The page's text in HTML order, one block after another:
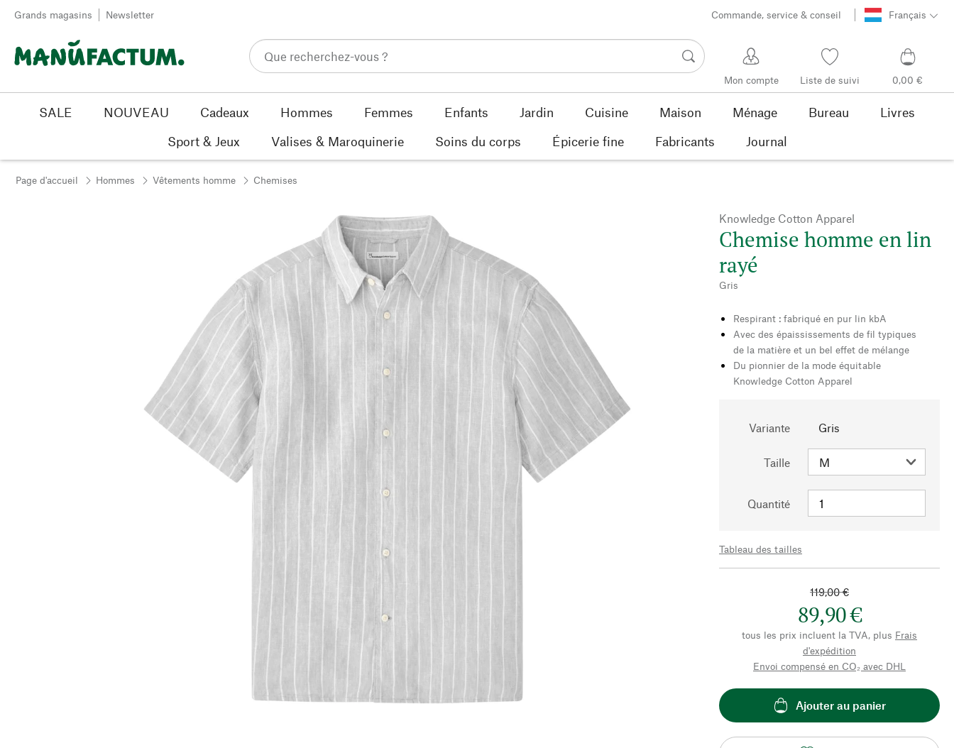
Passer au contenu
Grands magasins Newsletter Commande, service & conseil Français
Mon compte Liste de suivi 0,00 €
SALE NOUVEAU Cadeaux Hommes Femmes Enfants Jardin Cuisine Maison Ménage Bureau
Livres
Sport & Jeux
Valises & Maroquinerie Soins du corps Épicerie fine Fabricants Journal
Page d'accueil Hommes Vêtements homme Chemises
Knowledge Cotton Apparel
Chemise homme en lin
rayé
Gris
Respirant : fabriqué en pur lin kbA
Avec des épaississements de fil typiques
de la matière et un bel effet de mélange
Du pionnier de la mode équitable
Knowledge Cotton Apparel
Variante Gris
Taille
Quantité
Tableau des tailles
119,00 €
89,90 €
tous les prix incluent la TVA, plus Frais
d'expédition
Envoi compensé en CO₂ avec DHL
Ajouter au panier